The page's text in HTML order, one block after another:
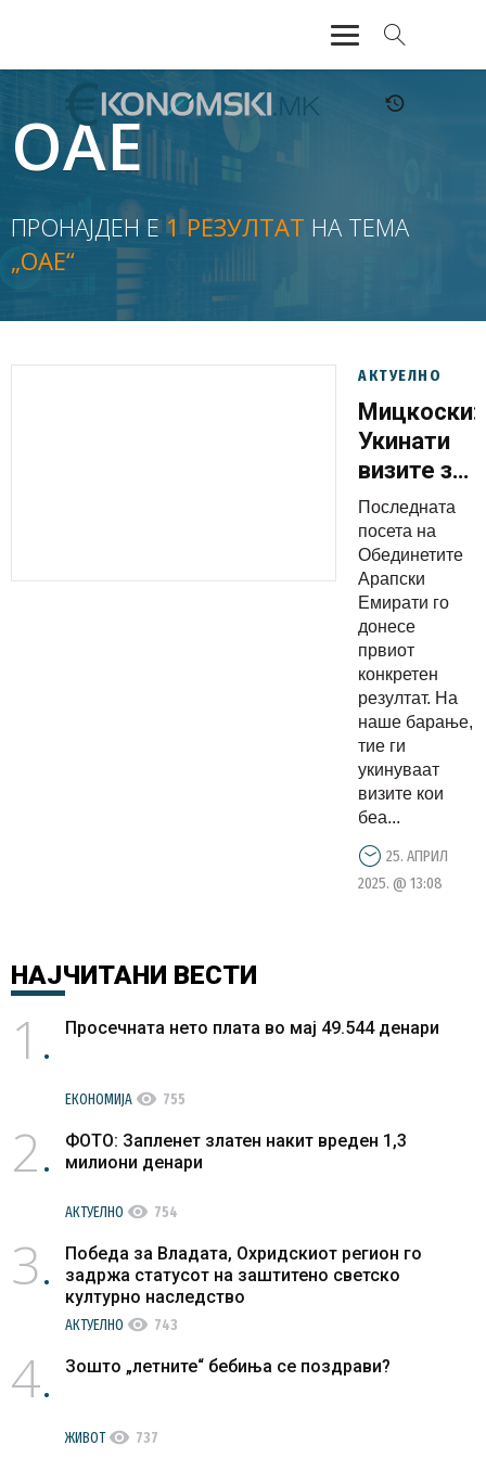
АКТУЕЛНО
ЕКОНОМИЈА
ФИНАНСИИ
БАНКАРСТВО
ЖИВОТ
ОАЕ
ПРОНАЈДЕН Е1 РЕЗУЛТАТ НА ТЕМА
„ОАЕ“
АКТУЕЛНО
Мицкоски:
Укинати
визите за
ОАЕ,
конкретен
резултат
на
посета
Последната
посета на
Обединетите
Арапски
Емирати го
донесе
првиот
конкретен
резултат. На
наше барање,
тие ги
укинуваат
визите кои
беа...
25. АПРИЛ
2025. @ 13:08
НАЈЧИТАНИ ВЕСТИ
1 Просечната нето плата во мај 49.544 денари
ЕКОНОМИЈА visibility 755
2
ФОТО: Запленет златен накит вреден 1,3
милиони денари
АКТУЕЛНО visibility 754
3
Победа за Владата, Охридскиот регион го
задржа статусот на заштитено светско
културно наследство
АКТУЕЛНО visibility 743
4 Зошто „летните“ бебиња се поздрави?
ЖИВОТvisibility 737